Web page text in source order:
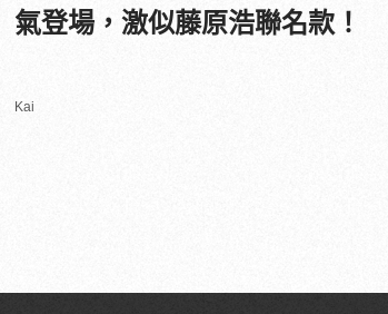
氣登場，激似藤原浩聯名款！
Kai